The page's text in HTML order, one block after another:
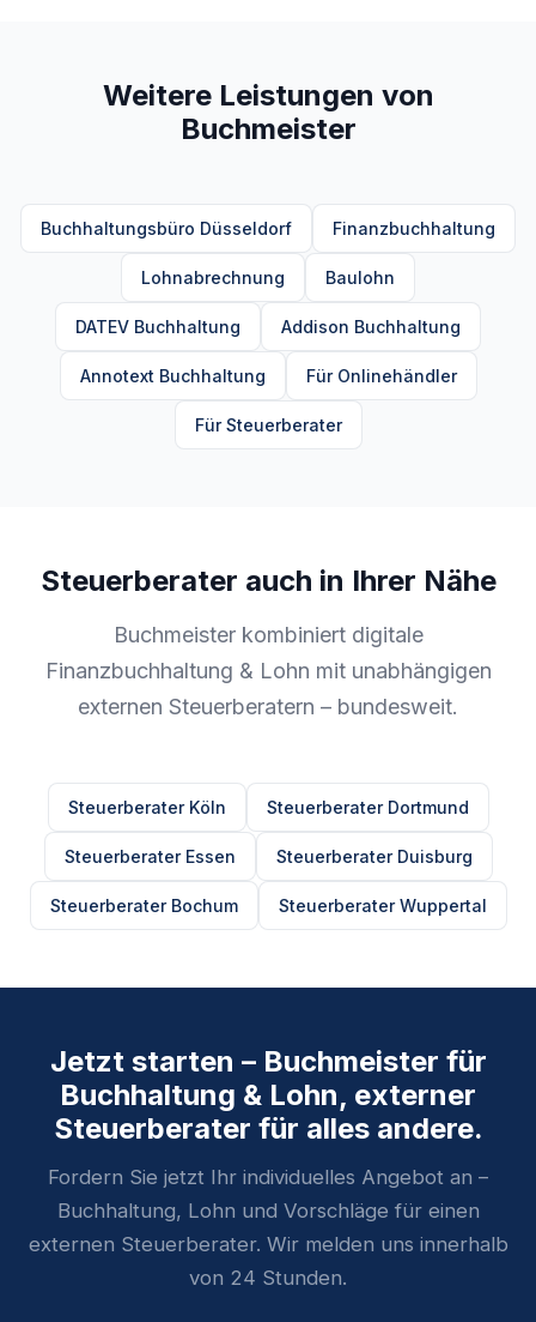
Weitere Leistungen von
Buchmeister
Buchhaltungsbüro Düsseldorf Finanzbuchhaltung
Lohnabrechnung Baulohn
DATEV Buchhaltung Addison Buchhaltung
Annotext Buchhaltung Für Onlinehändler
Für Steuerberater
Steuerberater auch in Ihrer Nähe
Buchmeister kombiniert digitale
Finanzbuchhaltung & Lohn mit unabhängigen
externen Steuerberatern – bundesweit.
Steuerberater Köln Steuerberater Dortmund
Steuerberater Essen Steuerberater Duisburg
Steuerberater Bochum Steuerberater Wuppertal
Jetzt starten – Buchmeister für
Buchhaltung & Lohn, externer
Steuerberater für alles andere.
Fordern Sie jetzt Ihr individuelles Angebot an –
Buchhaltung, Lohn und Vorschläge für einen
externen Steuerberater. Wir melden uns innerhalb
von 24 Stunden.